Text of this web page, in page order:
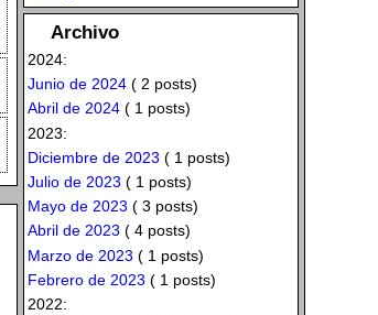
Archivo
2024:
Junio de 2024( 2 posts)
Abril de 2024( 1 posts)
2023:
Diciembre de 2023 ( 1 posts)
Julio de 2023 ( 1 posts)
Mayo de 2023 ( 3 posts)
Abril de 2023 ( 4 posts)
Marzo de 2023 ( 1 posts)
Febrero de 2023 ( 1 posts)
2022: